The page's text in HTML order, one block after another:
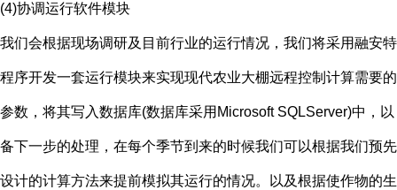
(4)协调运行软件模块
我们会根据现场调研及目前行业的运行情况，我们将采用融安特
程序开发一套运行模块来实现现代农业大棚远程控制计算需要的
参数，将其写入数据库(数据库采用Microsoft SQLServer)中，以
备下一步的处理，在每个季节到来的时候我们可以根据我们预先
设计的计算方法来提前模拟其运行的情况。以及根据使作物的生